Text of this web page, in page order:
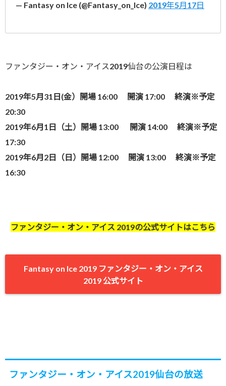
— Fantasy on Ice (@Fantasy_on_Ice) 2019年5月17日
ファンタジー・オン・アイス2019仙台の公演日程は
2019年5月31日(金）開場 16:00 開演 17:00 終演※予定
20:30
2019年6月1日（土）開場 13:00 開演 14:00 終演※予定
17:30
2019年6月2日（日）開場 12:00 開演 13:00 終演※予定
16:30
ファンタジー・オン・アイス 2019の公式サイトはこちら
Fantasy on Ice 2019 ファンタジー・オン・アイス
2019 公式サイト
ファンタジー・オン・アイス2019仙台の放送